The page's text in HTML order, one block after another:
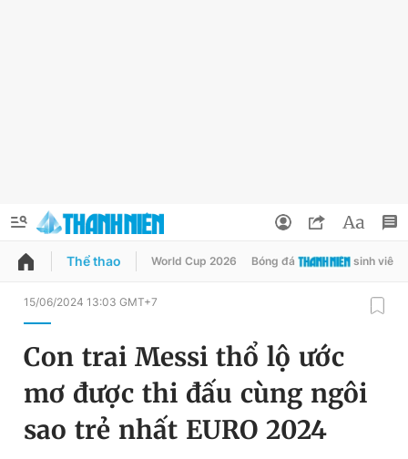
QUẢNG CÁO ĐẶT BÁO
Chuyên mục
Chuyên mục khác
Đổi mật khẩu
Tin đã lưu
Thể thao World Cup 2026 Bóng đá sinh viên
15/06/2024 13:03 GMT+7
Con trai Messi thổ lộ ước
mơ được thi đấu cùng ngôi
sao trẻ nhất EURO 2024